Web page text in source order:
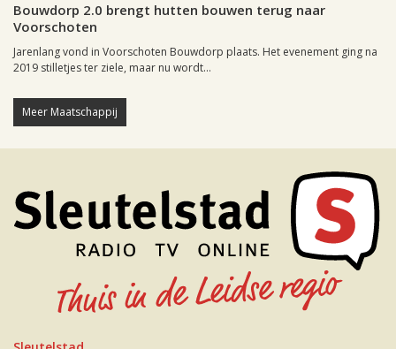
Bouwdorp 2.0 brengt hutten bouwen terug naar
Voorschoten
Jarenlang vond in Voorschoten Bouwdorp plaats. Het evenement ging na
2019 stilletjes ter ziele, maar nu wordt...
Meer Maatschappij